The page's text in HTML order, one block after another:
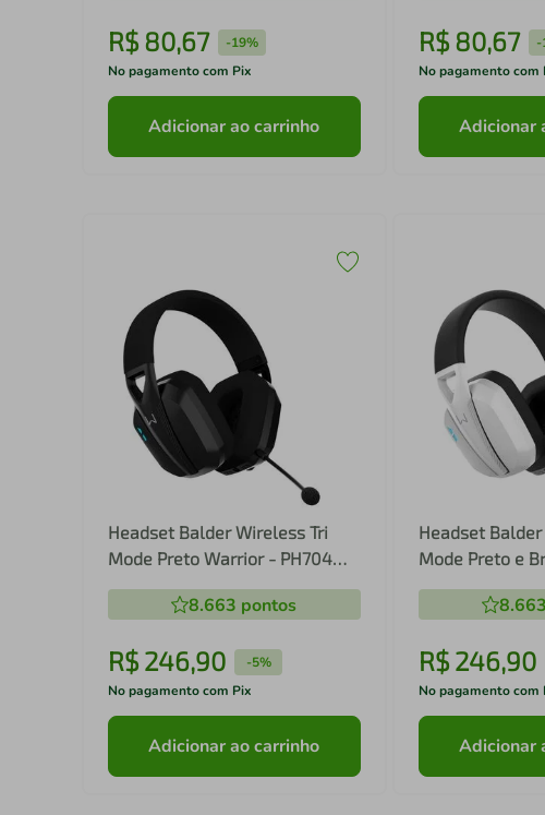
R$ 80,67 -19%
No pagamento com Pix
Adicionar ao carrinho
R$ 80,67 -
No pagamento com
Adicionar
Headset Balder Wireless Tri
Mode Preto Warrior - PH704
PH704
8.663 pontos
R$ 246,90 -5%
No pagamento com Pix
Adicionar ao carrinho
Headset
Mode Preto e
PH703 PH703
8.663
R$ 246,90
No pagamento com
Adicionar